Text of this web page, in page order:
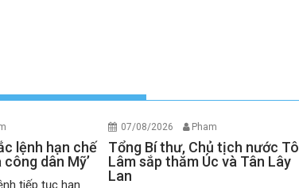
lệnh hạn chế
công dân Mỹ’
tiếp tục hạn
07/08/2026 Pham
Tổng Bí thư, Chủ tịch nước Tô
Lâm sắp thăm Úc và Tân Lây
Lan